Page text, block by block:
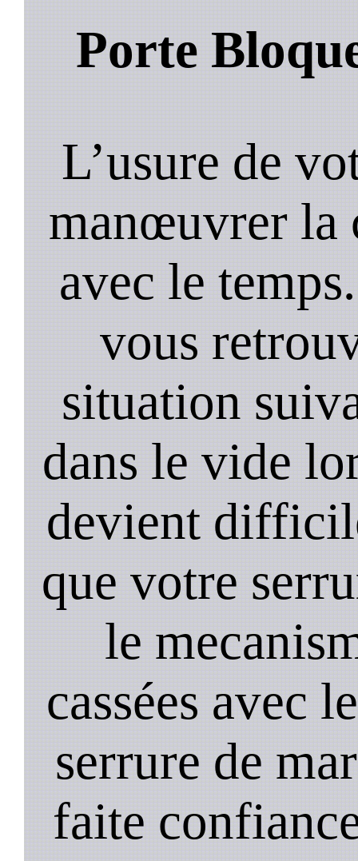
Porte
L’usure de
manœuvrer la
avec le
vous
situation
dans le vide
devient
que votre
le
cassées avec
serrure de
faite